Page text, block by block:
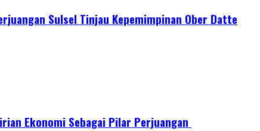
Sulsel Tinjau Kepemimpinan Ober Datte
Ekonomi Sebagai Pilar Perjuangan